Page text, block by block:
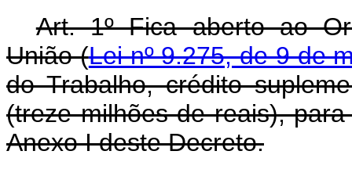
Art. 1º Fica aberto ao
União (Lei nº 9.275, de 9 de
do Trabalho, crédito
(treze milhões de reais),
Anexo I deste Decreto.